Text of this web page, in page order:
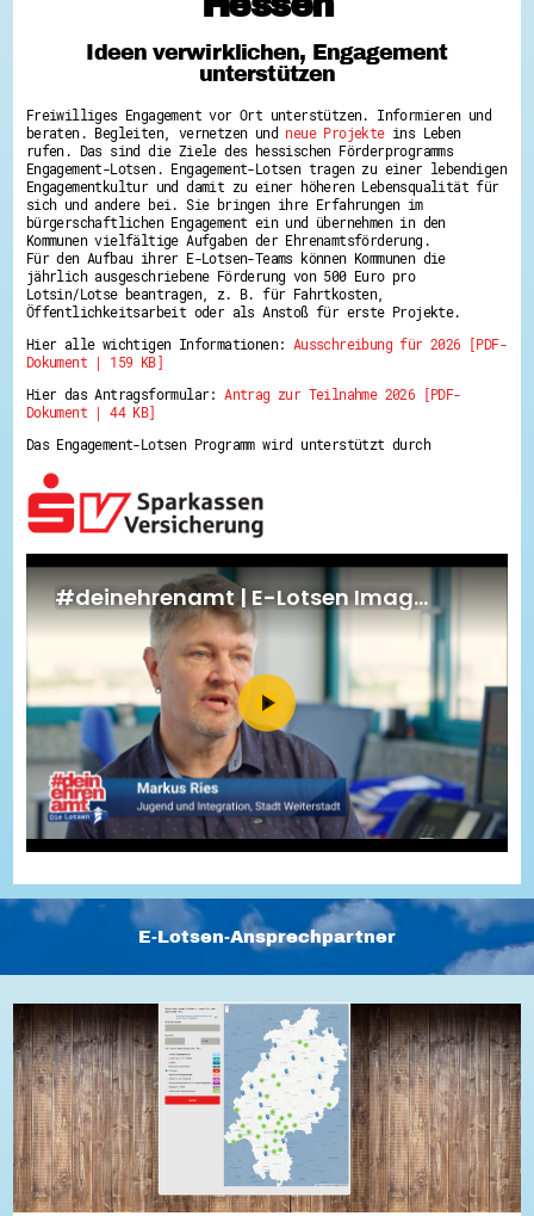
Hessen hilft Ukraine
Zeig uns dein Ehrenamt
Wettbewerb | Trikotwettbewerb
Wettbewerb | 80 Jahre Hessen - Engagement
mit Herz
8 Vereine x 80 Jahre x 1.000 €
Ausgezeichnete Projekte
Menschen des Respekts
SHARE IT: Teile deine Infos!
Gestalte dein Ehrenamt
Ehrenamts-Card Hessen
Engagement-Lotsen
Crowdfunding - Viele schaffen mehr
Ehrentag
Hessen engagiert - Digitale Themenabende
Kompetenznachweis Hessen
Service-Learning
Mach dich schlau
GEMA-Pakt
Di@-Lotsen in Hessen
Energiepreiskrise und Ehrenamt
Flüchtlingshilfe + Integration
Generationsübergreifend aktiv
Patenschaftsprojekte
Qualifizierung & Fortbildung
Stiftungen
Vereine, Spenden, Steuern - Gut zu Wissen
Versicherungsschutz
Wissenswertes rund um dein Ehrenamt
Zahlen, Daten, Fakten aus Hessen
Service
Suche
Downloads
Kontakt
Impressum
Barriere melden
Ideen verwirklichen, Engagement
unterstützen
Freiwilliges Engagement vor Ort unterstützen. Informieren und
beraten. Begleiten, vernetzen und neue Projekteins Leben
rufen. Das sind die Ziele des hessischen Förderprogramms
Engagement-Lotsen. Engagement-Lotsen tragen zu einer lebendigen
Engagementkultur und damit zu einer höheren Lebensqualität für
sich und andere bei. Sie bringen ihre Erfahrungen im
bürgerschaftlichen Engagement ein und übernehmen in den
Kommunen vielfältige Aufgaben der Ehrenamtsförderung.
Für den Aufbau ihrer E-Lotsen-Teams können Kommunen die
jährlich ausgeschriebene Förderung von 500 Euro pro
Lotsin/Lotse beantragen, z. B. für Fahrtkosten,
Öffentlichkeitsarbeit oder als Anstoß für erste Projekte.
Hier alle wichtigen Informationen: Ausschreibung für 2026 [PDF-
Dokument | 159 KB]
Hier das Antragsformular:Antrag zur Teilnahme 2026 [PDF-
Dokument | 44 KB]
Das Engagement-Lotsen Programm wird unterstützt durch
E-Lotsen-Ansprechpartner